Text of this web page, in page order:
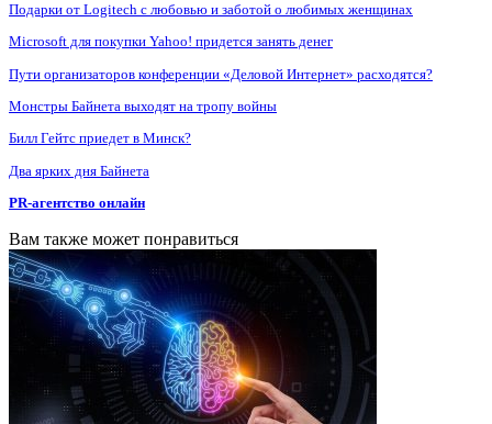
Подарки от Logitech с любовью и заботой о любимых женщинах
Microsoft для покупки Yahoo! придется занять денег
Пути организаторов конференции «Деловой Интернет» расходятся?
Монстры Байнета выходят на тропу войны
Билл Гейтс приедет в Минск?
Два ярких дня Байнета
PR-агентство онлайн
Вам также может понравиться